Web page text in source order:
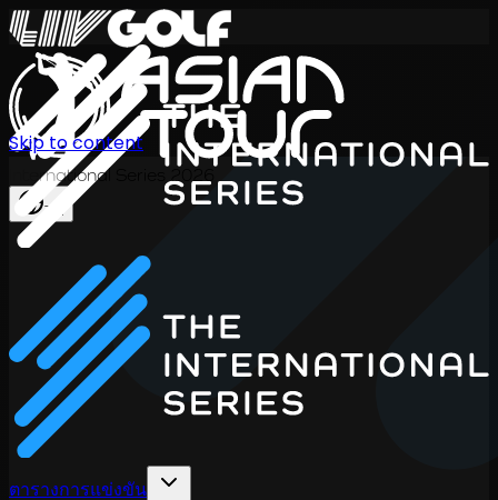
International Series 2026
TH
ตารางการแข่งขัน
Skip to content